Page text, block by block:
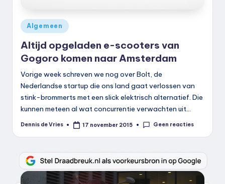
Geplaatst
in
Algemeen
Altijd opgeladen e-scooters van
Gogoro komen naar Amsterdam
Vorige week schreven we nog over Bolt, de
Nederlandse startup die ons land gaat verlossen van
stink-brommerts met een slick elektrisch alternatief. Die
kunnen meteen al wat concurrentie verwachten uit…
Geplaatst
Dennis de Vries 17 november 2015 Geen reacties